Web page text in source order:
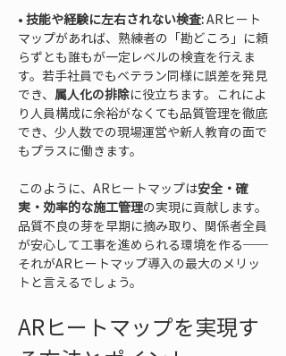
• 技能や経験に左右されない検査: ARヒート
マップがあれば、熟練者の「勘どころ」に頼
らずとも誰もが一定レベルの検査を行えま
す。若手社員でもベテラン同様に誤差を発見
でき、 属人化の排除に役立ちます。これによ
り人員構成に余裕がなくても品質管理を徹底
でき、少人数での現場運営や新人教育の面で
もプラスに働きます。
このように、ARヒートマップは安全・確
実・効率的な施工管理の実現に貢献します。
品質不良の芽を早期に摘み取り、関係者全員
が安心して工事を進められる環境を作る──
それがARヒートマップ導入の最大のメリッ
トと言えるでしょう。
ARヒートマップを実現す